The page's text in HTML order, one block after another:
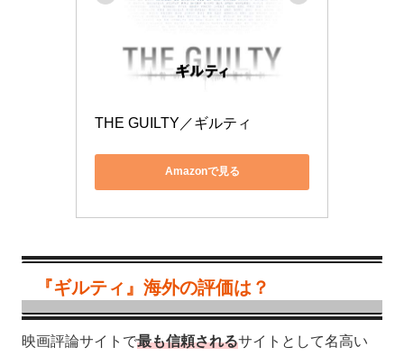
THE GUILTY／ギルティ
Amazonで見る
『ギルティ』海外の評価は？
映画評論サイトで最も信頼されるサイトとして名高い